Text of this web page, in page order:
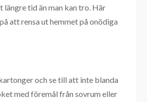
längre tid än man kan tro. Här
att rensa ut hemmet på onödiga
och se till att inte blanda
med föremål från sovrum eller